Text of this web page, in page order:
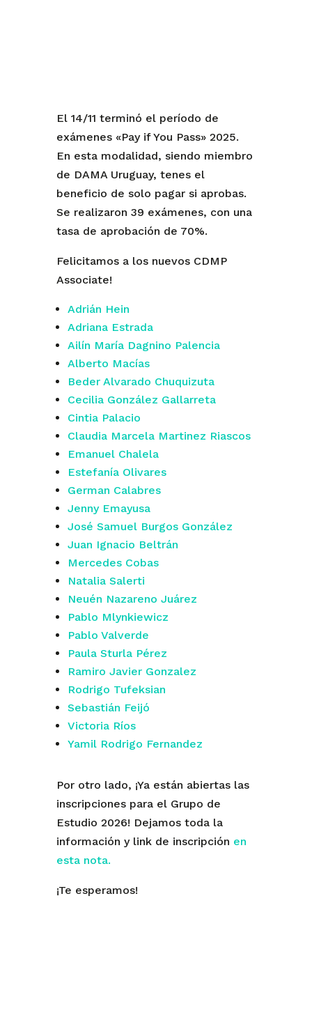
El 14/11 terminó el período de
exámenes «Pay if You Pass» 2025.
En esta modalidad, siendo miembro
de DAMA Uruguay, tenes el
beneficio de solo pagar si aprobas.
Se realizaron 39 exámenes, con una
tasa de aprobación de 70%.
Felicitamos a los nuevos CDMP
Associate!
Adrián Hein
Adriana Estrada
Ailín María Dagnino Palencia
Alberto Macías
Beder Alvarado Chuquizuta
Cecilia González Gallarreta
Cintia Palacio
Claudia Marcela Martinez Riascos
Emanuel Chalela
Estefanía Olivares
German Calabres
Jenny Emayusa
José Samuel Burgos González
Juan Ignacio Beltrán
Mercedes Cobas
Natalia Salerti
Neuén Nazareno Juárez
Pablo Mlynkiewicz
Pablo Valverde
Paula Sturla Pérez
Ramiro Javier Gonzalez
Rodrigo Tufeksian
Sebastián Feijó
Victoria Ríos
Yamil Rodrigo Fernandez
Por otro lado, ¡Ya están abiertas las
inscripciones para el Grupo de
Estudio 2026! Dejamos toda la
información y link de inscripción en
esta nota.
¡Te esperamos!